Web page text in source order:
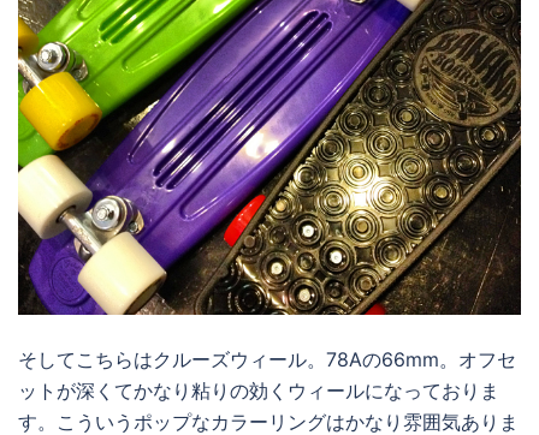
そしてこちらはクルーズウィール。78Aの66mm。オフセ
ットが深くてかなり粘りの効くウィールになっておりま
す。こういうポップなカラーリングはかなり雰囲気ありま